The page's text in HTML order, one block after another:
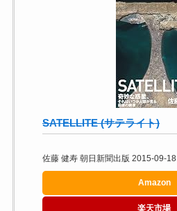
SATELLITE (サテライト)
佐藤 健寿 朝日新聞出版 2015-09-18
Amazon
楽天市場